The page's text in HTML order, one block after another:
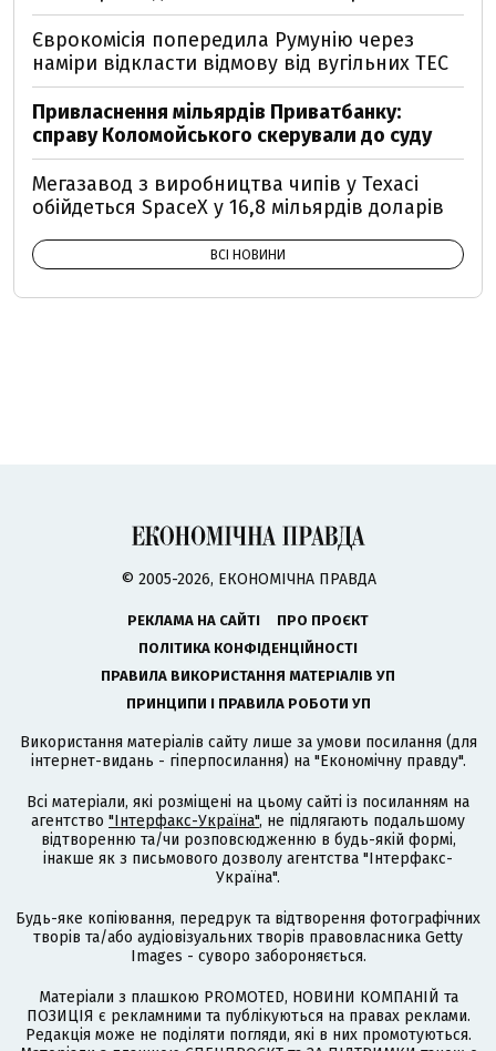
Єврокомісія попередила Румунію через
наміри відкласти відмову від вугільних ТЕС
Привласнення мільярдів Приватбанку:
справу Коломойського скерували до суду
Мегазавод з виробництва чипів у Техасі
обійдеться SpaceX у 16,8 мільярдів доларів
ВСІ НОВИНИ
© 2005-2026, ЕКОНОМІЧНА ПРАВДА
РЕКЛАМА НА САЙТІ
ПРО ПРОЄКТ
ПОЛІТИКА КОНФІДЕНЦІЙНОСТІ
ПРАВИЛА ВИКОРИСТАННЯ МАТЕРІАЛІВ УП
ПРИНЦИПИ І ПРАВИЛА РОБОТИ УП
Використання матеріалів сайту лише за умови посилання (для
інтернет-видань - гіперпосилання) на "Економічну правду".
Всі матеріали, які розміщені на цьому сайті із посиланням на
агентство "Інтерфакс-Україна", не підлягають подальшому
відтворенню та/чи розповсюдженню в будь-якій формі,
інакше як з письмового дозволу агентства "Інтерфакс-
Україна".
Будь-яке копіювання, передрук та відтворення фотографічних
творів та/або аудіовізуальних творів правовласника Getty
Images - суворо забороняється.
Матеріали з плашкою PROMOTED, НОВИНИ КОМПАНІЙ та
ПОЗИЦІЯ є рекламними та публікуються на правах реклами.
Редакція може не поділяти погляди, які в них промотуються.